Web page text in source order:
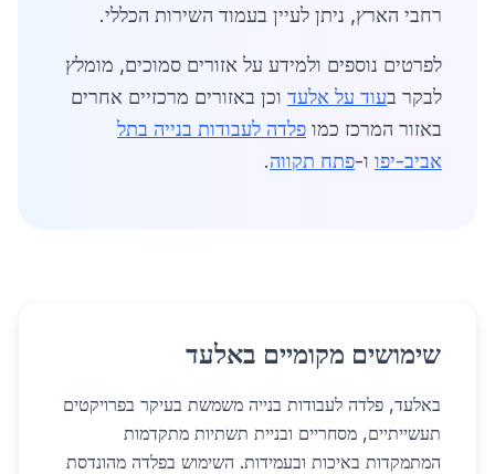
רחבי הארץ, ניתן לעיין בעמוד השירות הכללי.
לפרטים נוספים ולמידע על אזורים סמוכים, מומלץ
לבקר בעוד על אלעד וכן באזורים מרכזיים אחרים
באזור המרכז כמו פלדה לעבודות בנייה בתל
אביב-יפו ו-פתח תקווה.
שימושים מקומיים באלעד
באלעד, פלדה לעבודות בנייה משמשת בעיקר בפרויקטים
תעשייתיים, מסחריים ובניית תשתיות מתקדמות
המתמקדות באיכות ובעמידות. השימוש בפלדה מהונדסת